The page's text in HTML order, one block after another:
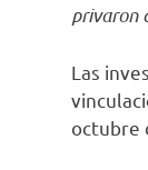
privaron
Las
octubre